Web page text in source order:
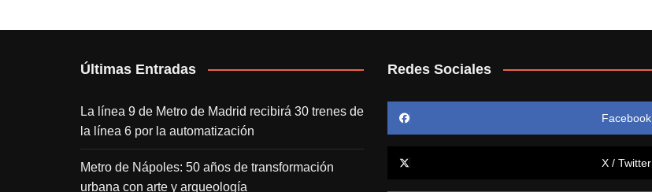
Últimas Entradas
La línea 9 de Metro de Madrid recibirá 30 trenes de
la línea 6 por la automatización
Metro de Nápoles: 50 años de transformación
urbana con arte y arqueología
Redes Sociales
Facebook
X / Twitter